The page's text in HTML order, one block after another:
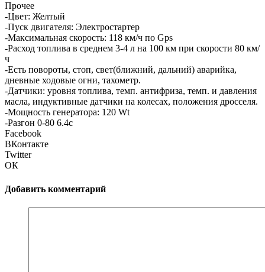
Прочее
-Цвет: Желтый
-Пуск двигателя: Электростартер
-Максимальная скорость: 118 км/ч по Gps
-Расход топлива в среднем 3-4 л на 100 км при скорости 80 км/
ч
-Есть повороты, стоп, свет(ближний, дальний) аварийка,
дневные ходовые огни, тахометр.
-Датчики: уровня топлива, темп. антифриза, темп. и давления
масла, индуктивные датчики на колесах, положения дросселя.
-Мощность генератора: 120 Wt
-Разгон 0-80 6.4с
Facebook
ВКонтакте
Twitter
ОК
Добавить комментарий